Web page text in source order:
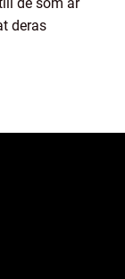
deras